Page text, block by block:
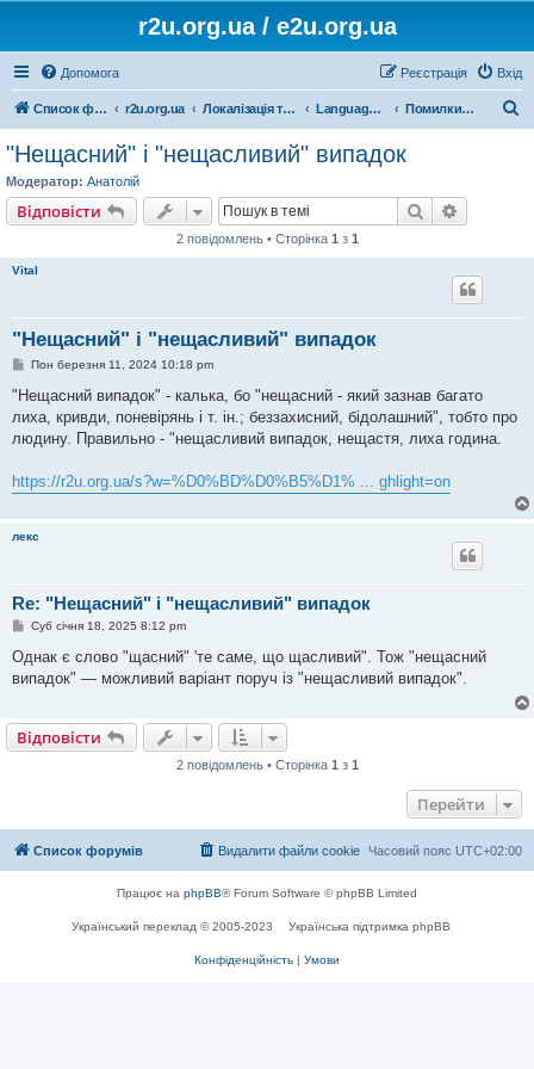
r2u.org.ua / e2u.org.ua
Допомога Вхід
Реєстрація
Список форумів r2u.org.ua Локалізація та програмні засоби LanguageTool Помилки і пропозиції
"Нещасний" і "нещасливий" випадок
Модератор: Анатолій
Відповісти Пошук
2 повідомлень • Сторінка 1 з 1
Vital
"Нещасний" і "нещасливий" випадок
П
в
д
о
м
е
н
я
Пон березня 11, 2024 10:18 pm
"Нещасний випадок" - калька, бо "нещасний - який зазнав багато
лиха, кривди, поневірянь і т. ін.; беззахисний, бідолашний", тобто про
людину. Правильно - "нещасливий випадок, нещастя, лиха година.
https://r2u.org.ua/s?w=%D0%BD%D0%B5%D1% ... ghlight=on
лекс
Re: "Нещасний" і "нещасливий" випадок
П
в
і
д
л
е
н
Суб січня 18, 2025 8:12 pm
Однак є слово "щасний" 'те саме, що щасливий". Тож "нещасний
випадок" — можливий варіант поруч із "нещасливий випадок".
Відповісти
2 повідомлень • Сторінка 1 з 1
Перейти
Список форумів Часовий пояс UTC+02:00
Видалити файли cookie
Працює на phpBB® Forum Software © phpBB Limited
Український переклад © 2005-2023 Українська підтримка phpBB
Конфіденційність | Умови